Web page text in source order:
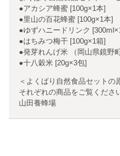
●アカシア蜂蜜 [100g×1本]
●里山の百花蜂蜜 [100g×1本]
●ゆずハニードリンク
●はちみつ梅干 [100g×1箱]
●発芽れんげ米 （岡山県鏡野
●十八穀米 [20g×3包]
＜よくばり自然食品セットの
それぞれの商品をご覧くださ
山田養蜂場